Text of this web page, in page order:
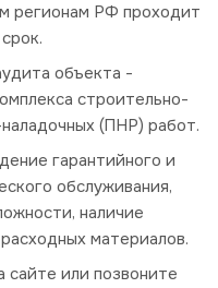
регионам РФ проходит
объекта -
строительно-
(ПНР) работ.
гарантийного и
обслуживания,
наличие
материалов.
сайте или позвоните